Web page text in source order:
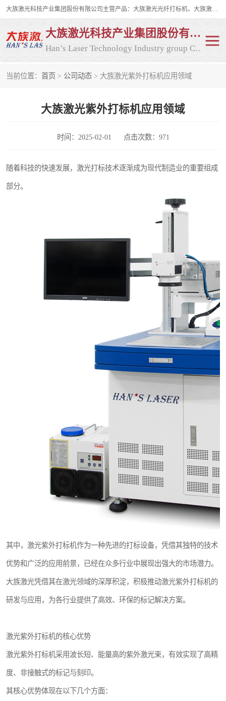
大族激光科技产业集团股份有限公司主营产品：大族激光光纤打标机、大族激光紫外打标机等，大族激光研发实力雄厚，公司拥有数百人的研发队伍，目前具有多项国际发明和国内、计算机软件着作权，多项核心技术处于国际成员之一水平，是世界上仅有的几家拥有"紫外激光"的公司之一。
大族激光科技产业集团股份有限公司
Han’s Laser Technology Industry group Co., Ltd
当前位置： 首页 > 公司动态 > 大族激光紫外打标机应用领域
大族激光紫外打标机应用领域
时间：2025-02-01 点击次数：971
随着科技的快速发展，激光打标技术逐渐成为现代制造业的重要组成
部分。
其中，激光紫外打标机作为一种先进的打标设备，凭借其独特的技术
优势和广泛的应用前景，已经在众多行业中展现出强大的市场潜力。
大族激光凭借其在激光领域的深厚积淀，积极推动激光紫外打标机的
研发与应用，为各行业提供了高效、环保的标记解决方案。
激光紫外打标机的核心优势
激光紫外打标机采用波长短、能量高的紫外激光束，有效实现了高精
度、非接触式的标记与刻印。
其核心优势体现在以下几个方面：
光纤激光打标机 CO2打标机
CO2激光打标机 大族激光光纤打标机
大族激光紫外打标机 二氧化碳激光打标机
二氧化碳打标机